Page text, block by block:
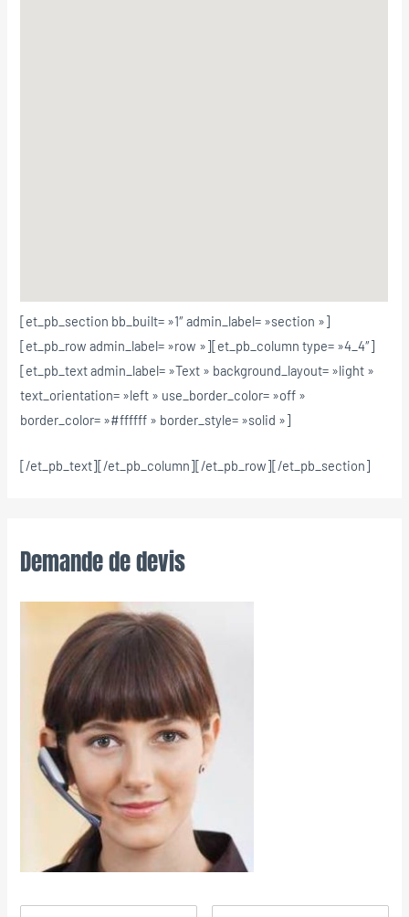
[et_pb_section bb_built= »1″ admin_label= »section »]
[et_pb_row admin_label= »row »][et_pb_column type= »4_4″]
[et_pb_text admin_label= »Text » background_layout= »light »
text_orientation= »left » use_border_color= »off »
border_color= »#ffffff » border_style= »solid »]
[/et_pb_text][/et_pb_column][/et_pb_row][/et_pb_section]
Demande de devis